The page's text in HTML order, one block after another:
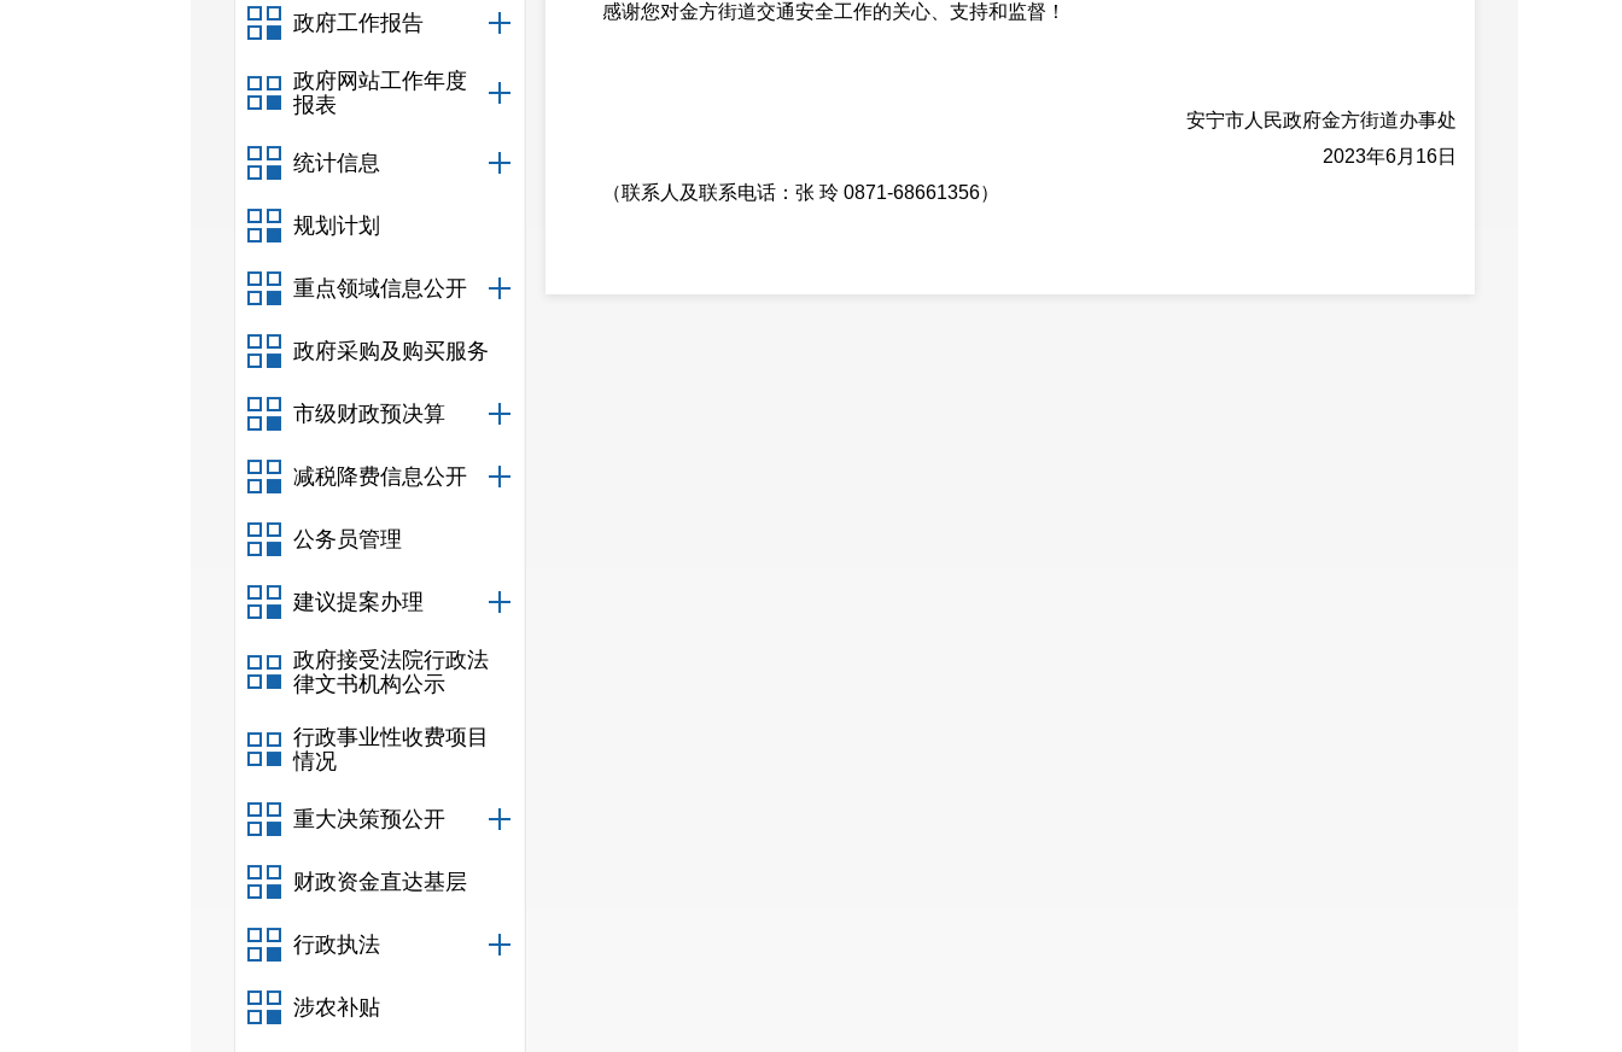
政府工作报告
政府网站工作年度
报表
统计信息
规划计划
重点领域信息公开
政府采购及购买服务
市级财政预决算
减税降费信息公开
公务员管理
建议提案办理
政府接受法院行政法
律文书机构公示
行政事业性收费项目
情况
重大决策预公开
财政资金直达基层
行政执法
涉农补贴
感谢您对金方街道交通安全工作的关心、支持和监督！
安宁市人民政府金方街道办事处
2023年6月16日
（联系人及联系电话：张 玲 0871-68661356）